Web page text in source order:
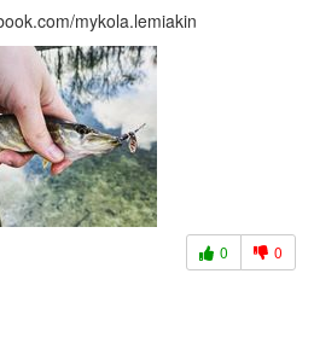
mykola.lemiakin
0 0